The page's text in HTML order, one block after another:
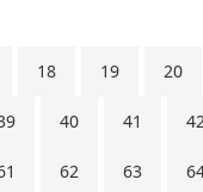
18 19 20
40 41
62 63